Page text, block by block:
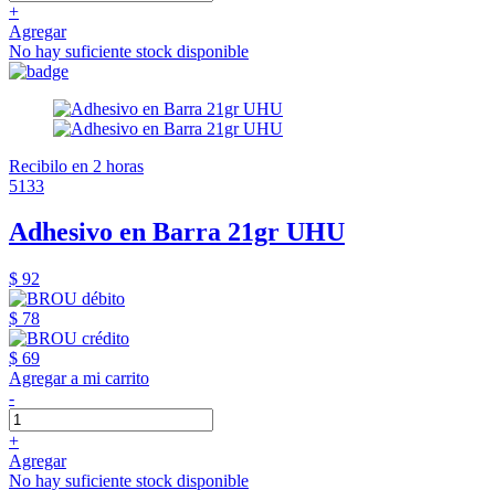
+
Agregar
No hay suficiente stock disponible
Recibilo en 2 horas
5133
Adhesivo en Barra 21gr UHU
$ 92
$ 78
$ 69
Agregar a mi carrito
-
+
Agregar
No hay suficiente stock disponible